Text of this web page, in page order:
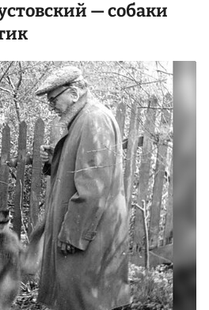
— собаки